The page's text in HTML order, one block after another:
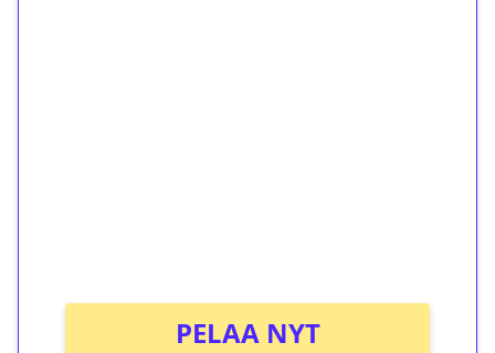
PELAA NYT